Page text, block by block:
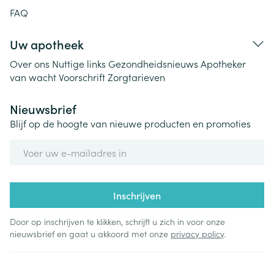
FAQ
Uw apotheek
Over ons Nuttige links Gezondheidsnieuws Apotheker
van wachtVoorschriftZorgtarieven
Nieuwsbrief
Blijf op de hoogte van nieuwe producten en promoties
Inschrijven
Door op inschrijven te klikken, schrijft u zich in voor onze
nieuwsbrief en gaat u akkoord met onze privacy policy.